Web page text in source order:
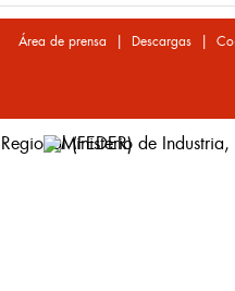
Área de prensa | Descargas|